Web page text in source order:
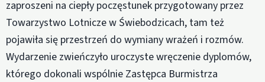
zaproszeni na ciepły poczęstunek przygotowany przez
Towarzystwo Lotnicze w Świebodzicach, tam też
pojawiła się przestrzeń do wymiany wrażeń i rozmów.
Wydarzenie zwieńczyło uroczyste wręczenie dyplomów,
którego dokonali wspólnie Zastępca Burmistrza